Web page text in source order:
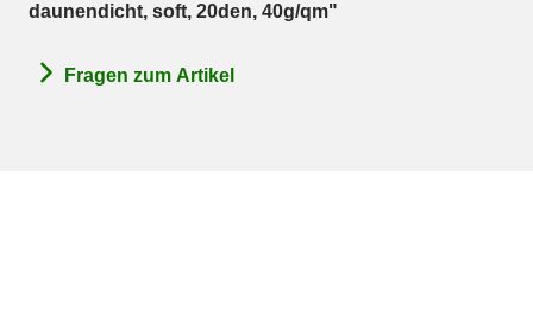
daunendicht, soft, 20den, 40g/qm"
Fragen zum Artikel